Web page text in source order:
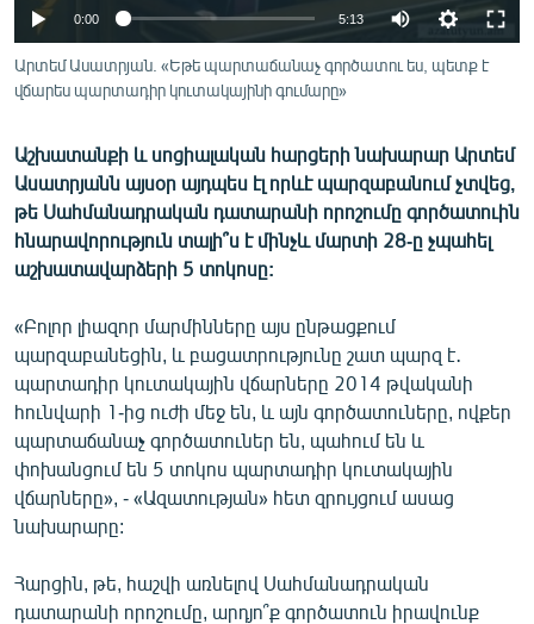
ԿՈՐՈՆԱՎԻՐՈՒՍ
ԱՐԽԻՎ
ՏԵՍԱՆՅՈՒԹԵՐ
ԲԱՆԱՎԵՃ
ՁԳՏԵԼՈՎ ԼԱՎԱԳՈՒՅՆԻՆ
ՓՈԴՔԱՍԹ
English
Русский
ՀԵՏԵՎԵՔ ՄԵԶ
«Ազատության» բոլոր կայքերը
0:00 5:13
Արտեմ Ասատրյան. «Եթե պարտաճանաչ գործատու ես, պետք է
վճարես պարտադիր կուտակայինի գումարը»
Աշխատանքի և սոցիալական հարցերի նախարար Արտեմ
Ասատրյանն այսօր այդպես էլ որևէ պարզաբանում չտվեց,
թե Սահմանադրական դատարանի որոշումը գործատուին
հնարավորություն տալի՞ս է մինչև մարտի 28-ը չպահել
աշխատավարձերի 5 տոկոսը:
«Բոլոր լիազոր մարմինները այս ընթացքում
պարզաբանեցին, և բացատրությունը շատ պարզ է․
պարտադիր կուտակային վճարները 2014 թվականի
հունվարի 1-ից ուժի մեջ են, և այն գործատուները, ովքեր
պարտաճանաչ գործատուներ են, պահում են և
փոխանցում են 5 տոկոս պարտադիր կուտակային
վճարները», - «Ազատության» հետ զրույցում ասաց
նախարարը:
Հարցին, թե, հաշվի առնելով Սահմանադրական
դատարանի որոշումը, արդյո՞ք գործատուն իրավունք